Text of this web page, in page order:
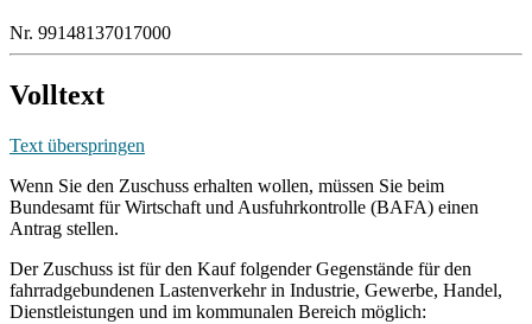
Nr. 99148137017000
Volltext
Text überspringen
Wenn Sie den Zuschuss erhalten wollen, müssen Sie beim
Bundesamt für Wirtschaft und Ausfuhrkontrolle (BAFA) einen
Antrag stellen.
Der Zuschuss ist für den Kauf folgender Gegenstände für den
fahrradgebundenen Lastenverkehr in Industrie, Gewerbe, Handel,
Dienstleistungen und im kommunalen Bereich möglich: